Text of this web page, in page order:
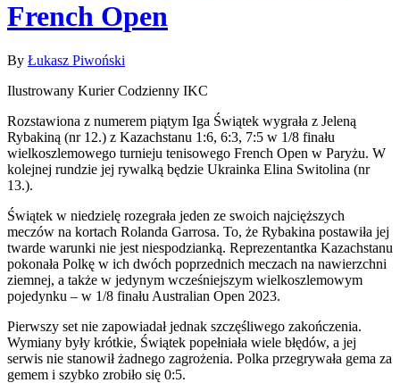
French Open
By Łukasz Piwoński
Ilustrowany Kurier Codzienny IKC
Rozstawiona z numerem piątym Iga Świątek wygrała z Jeleną
Rybakiną (nr 12.) z Kazachstanu 1:6, 6:3, 7:5 w 1/8 finału
wielkoszlemowego turnieju tenisowego French Open w Paryżu. W
kolejnej rundzie jej rywalką będzie Ukrainka Elina Switolina (nr
13.).
Świątek w niedzielę rozegrała jeden ze swoich najcięższych
meczów na kortach Rolanda Garrosa. To, że Rybakina postawiła jej
twarde warunki nie jest niespodzianką. Reprezentantka Kazachstanu
pokonała Polkę w ich dwóch poprzednich meczach na nawierzchni
ziemnej, a także w jedynym wcześniejszym wielkoszlemowym
pojedynku – w 1/8 finału Australian Open 2023.
Pierwszy set nie zapowiadał jednak szczęśliwego zakończenia.
Wymiany były krótkie, Świątek popełniała wiele błędów, a jej
serwis nie stanowił żadnego zagrożenia. Polka przegrywała gema za
gemem i szybko zrobiło się 0:5.